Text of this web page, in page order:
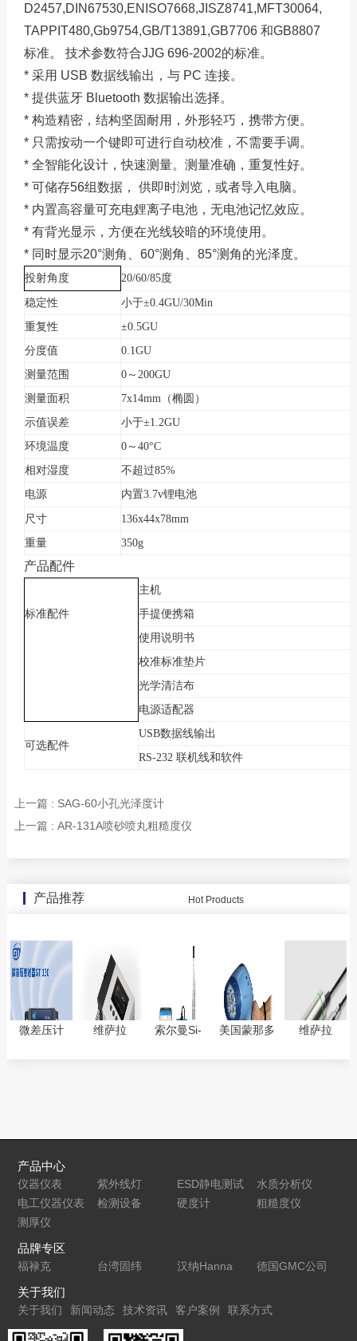
D2457,DIN67530,ENISO7668,JISZ8741,MFT30064,
TAPPIT480,Gb9754,GB/T13891,GB7706 和GB8807
标准。 技术参数符合JJG 696-2002的标准。
* 采用 USB 数据线输出，与 PC 连接。
* 提供蓝牙 Bluetooth 数据输出选择。
* 构造精密，结构坚固耐用，外形轻巧，携带方便。
* 只需按动一个键即可进行自动校准，不需要手调。
* 全智能化设计，快速测量。测量准确，重复性好。
* 可储存56组数据， 供即时浏览，或者导入电脑。
* 内置高容量可充电鋰离子电池，无电池记忆效应。
* 有背光显示，方便在光线较暗的环境使用。
* 同时显示20°测角、60°测角、85°测角的光泽度。
投射角度 20/60/85度
稳定性 小于±0.4GU/30Min
重复性
±0.5GU
分度值
0.1GU
测量范围
0 ～200GU
测量面积
7x14mm （椭圆）
示值误差
小于±1.2GU
环境温度
0 ～40°C
相对湿度
不超过85%
电源 内置3.7v锂电池
尺寸
136x44x78mm
重量
350g
产品配件
标准配件
主机
手提便携箱
使用说明书
校准标准垫片
光学清洁布
电源适配器
可选配件
USB数据线输出
RS-232联机线和软件
上一篇 : SAG-60小孔光泽度计
上一篇 : AR-131A喷砂喷丸粗糙度仪
产品推荐 Hot Products
微差压计
维萨拉
索尔曼Si-
美国蒙那多
维萨拉
产品中心
仪器仪表 紫外线灯
ESD静电测试
仪
水质分析仪
电工仪器仪表
检测设备 硬度计
粗糙度仪
测厚仪
品牌专区
福禄克 台湾固纬 汉纳Hanna 德国GMC公司
关于我们
关于我们 新闻动态 技术资讯 客户案例 联系方式